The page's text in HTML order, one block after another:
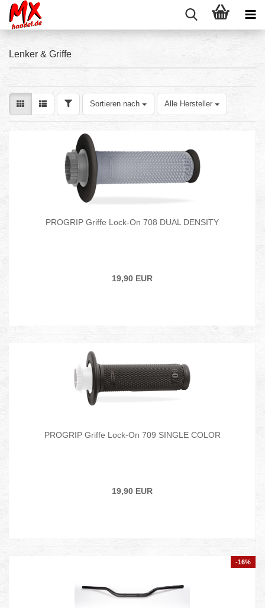
Lenker & Griffe
FILTERSortieren nach
Sortieren nach Alle Hersteller
PROGRIP Griffe Lock-On 708 DUAL DENSITY
19,90 EUR
PROGRIP Griffe Lock-On 709 SINGLE COLOR
19,90 EUR
-16%